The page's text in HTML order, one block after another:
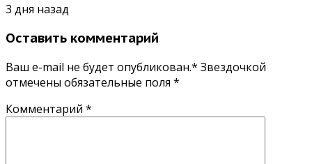
3 дня назад
Оставить комментарий
Ваш e-mail не будет опубликован.* Звездочкой
отмечены обязательные поля *
Комментарий *